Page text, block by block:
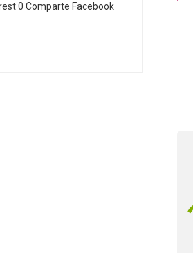
0 Comparte Facebook